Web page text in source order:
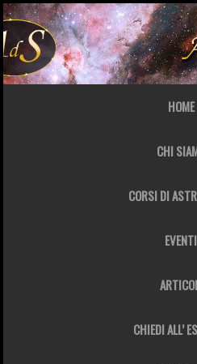
HOME
CHI
CORSI DI
EVENTI
CHIEDI ALL’